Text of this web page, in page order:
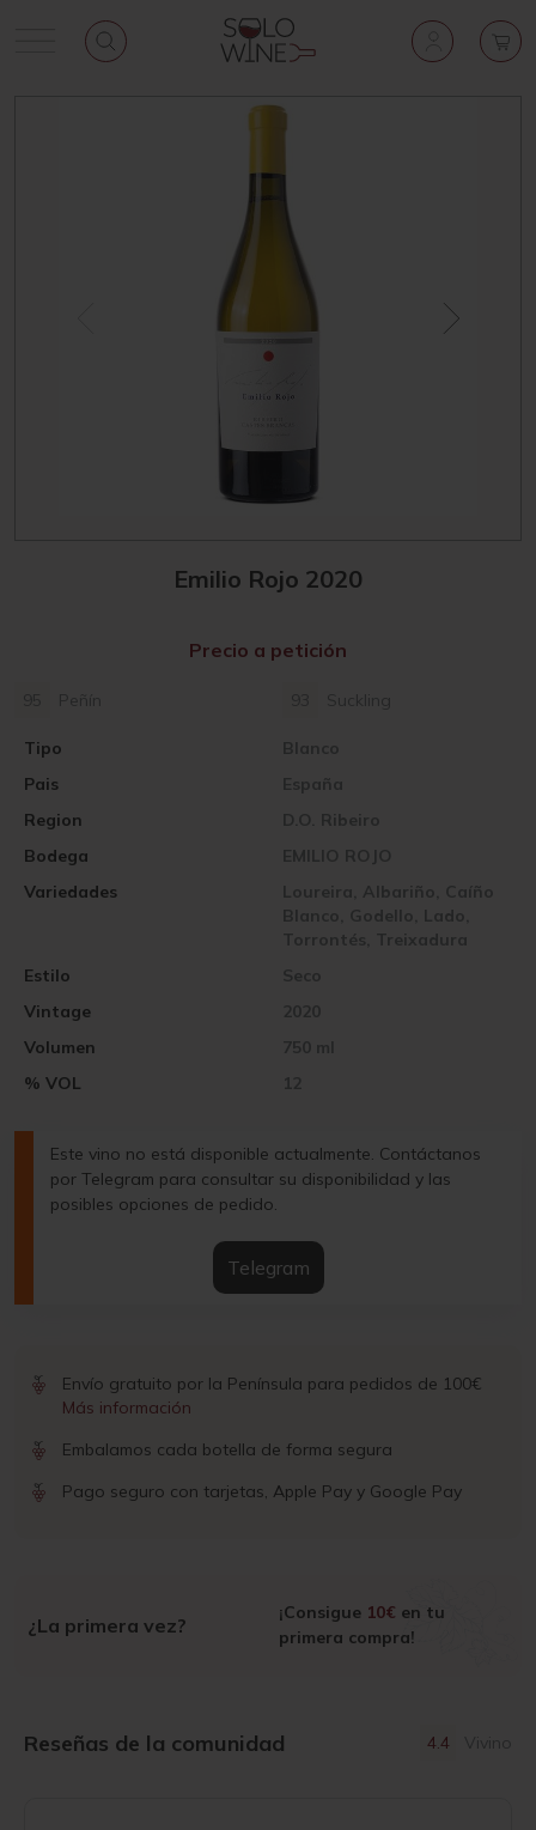
Emilio Rojo 2020
Peñín Suckling
Pais España
Vintage 2020
Region D.O. Ribeiro
Volumen 750 ml
Bodega EMILIO ROJO
% VOL 12
Variedades
Loureira, Albariño, Caíño
Blanco, Godello, Lado,
Torrontés, Treixadura
Tipo Blanco
Estilo Seco
Precio a petición
Este vino no está disponible actualmente. Contáctanos
por Telegram para consultar su disponibilidad y las
posibles opciones de pedido.
Telegram
Envío gratuito por la Península para pedidos de 100€
Más información
Embalamos cada botella de forma segura
Pago seguro con tarjetas, Apple Pay y Google Pay
¿La primera vez?
¡Consigue 10€ en tu
primera compra!
Reseñas de la comunidad 4.4 Vivino